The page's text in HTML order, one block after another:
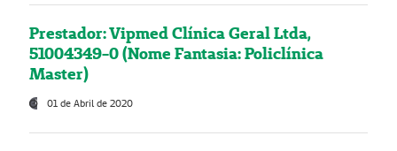
Prestador: Vipmed Clínica Geral Ltda,
51004349-0 (Nome Fantasia: Policlínica
Master)
01 de Abril de 2020